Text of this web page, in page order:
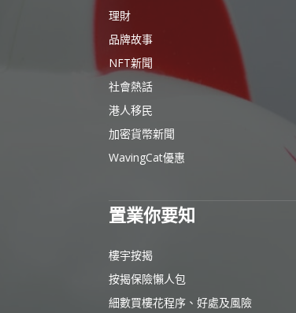
理財
品牌故事
NFT新聞
社會熱話
港人移民
加密貨幣新聞
WavingCat優惠
置業你要知
樓宇按揭
按揭保險懶人包
細數買樓花程序、好處及風險